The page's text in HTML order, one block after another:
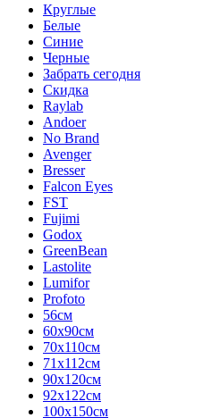
Круглые
Белые
Синие
Черные
Забрать сегодня
Скидка
Raylab
Andoer
No Brand
Avenger
Bresser
Falcon Eyes
FST
Fujimi
Godox
GreenBean
Lastolite
Lumifor
Profoto
56см
60х90см
70х110см
71х112см
90х120см
92х122см
100х150см